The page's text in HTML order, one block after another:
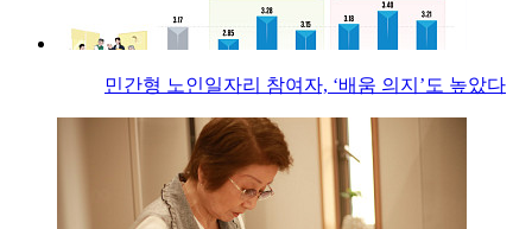
민간형 노인일자리 참여자, ‘배움 의지’도 높았다